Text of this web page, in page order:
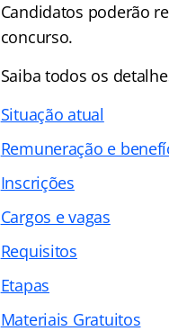
Candidatos poderão
concurso.
Saiba todos os
Situação atual
Remuneração e
Inscrições
Cargos e vagas
Requisitos
Etapas
Materiais Gratuitos